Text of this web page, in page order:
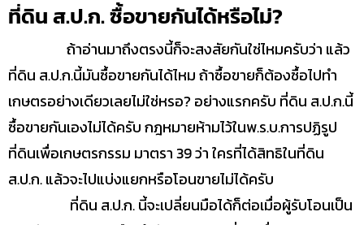
ที่ดิน ส.ป.ก. ซื้อขายกันได้หรือไม่?
ถ้าอ่านมาถึงตรงนี้ก็จะสงสัยกันใช่ไหมครับว่า แล้ว
ที่ดิน ส.ป.ก.นี้มันซื้อขายกันได้ไหม ถ้าซื้อขายก็ต้องซื้อไปทำ
เกษตรอย่างเดียวเลยไม่ใช่หรอ? อย่างแรกครับ ที่ดิน ส.ป.ก.นี้
ซื้อขายกันเองไม่ได้ครับ กฎหมายห้ามไว้ในพ.ร.บ.การปฏิรูป
ที่ดินเพื่อเกษตรกรรม มาตรา 39 ว่า ใครที่ได้สิทธิในที่ดิน
ส.ป.ก. แล้วจะไปแบ่งแยกหรือโอนขายไม่ได้ครับ
ที่ดิน ส.ป.ก. นี้จะเปลี่ยนมือได้ก็ต่อเมื่อผู้รับโอนเป็น